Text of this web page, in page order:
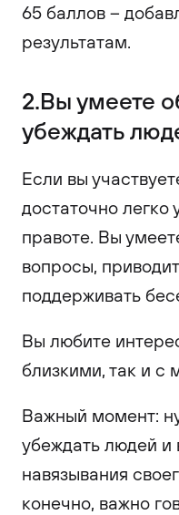
65 баллов –
результатам.
2.Вы умеете
убеждать
Если вы
достаточно легко
правоте. Вы
вопросы,
поддерживать
Вы любите
близкими, так и
Важный момент:
убеждать людей и
навязывания
конечно, важно